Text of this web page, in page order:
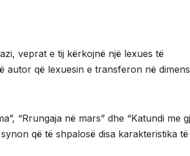
veprat e tij kërkojnë një lexues të
autor që lexuesin e transferon në
“Rrungaja në mars” dhe “Katundi me
që të shpalosë disa karakteristika të